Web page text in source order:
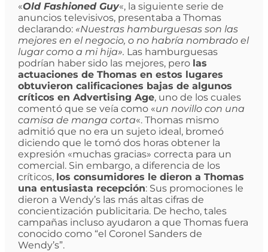
«Old Fashioned Guy«, la siguiente serie de
anuncios televisivos, presentaba a Thomas
declarando:«Nuestras hamburguesas son las
mejores en el negocio, o no habría nombrado el
lugar como a mi hija». Las hamburguesas
podrían haber sido las mejores, pero las
actuaciones de Thomas en estos lugares
obtuvieron calificaciones bajas de algunos
críticos en Advertising Age, uno de los cuales
comentó que se veía como «un novillo con una
camisa de manga corta«. Thomas mismo
admitió que no era un sujeto ideal, bromeó
diciendo que le tomó dos horas obtener la
expresión «muchas gracias» correcta para un
comercial. Sin embargo, a diferencia de los
críticos, los consumidores le dieron a Thomas
una entusiasta recepción: Sus promociones le
dieron a Wendy’s las más altas cifras de
concientización publicitaria. De hecho, tales
campañas incluso ayudaron a que Thomas fuera
conocido como “el Coronel Sanders de
Wendy’s”.